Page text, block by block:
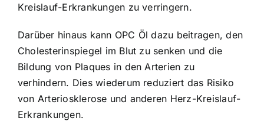
Kreislauf-Erkrankungen zu verringern.
Darüber hinaus kann OPC Öl dazu beitragen, den
Cholesterinspiegel im Blut zu senken und die
Bildung von Plaques in den Arterien zu
verhindern. Dies wiederum reduziert das Risiko
von Arteriosklerose und anderen Herz-Kreislauf-
Erkrankungen.